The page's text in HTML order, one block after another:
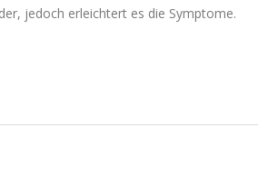
jedoch erleichtert es die Symptome.